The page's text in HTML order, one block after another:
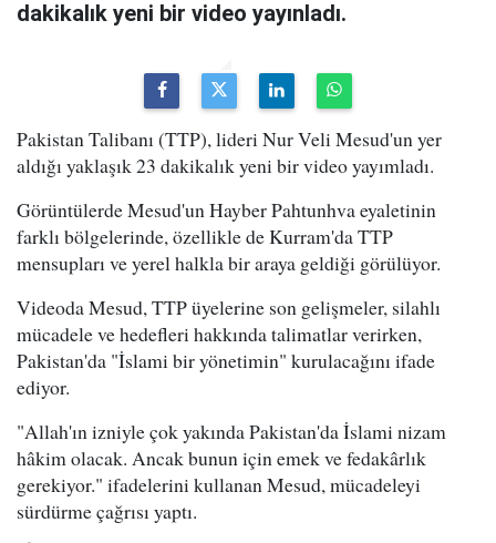
dakikalık yeni bir video yayınladı.
Pakistan Talibanı (TTP), lideri Nur Veli Mesud'un yer
aldığı yaklaşık 23 dakikalık yeni bir video yayımladı.
Görüntülerde Mesud'un Hayber Pahtunhva eyaletinin
farklı bölgelerinde, özellikle de Kurram'da TTP
mensupları ve yerel halkla bir araya geldiği görülüyor.
Videoda Mesud, TTP üyelerine son gelişmeler, silahlı
mücadele ve hedefleri hakkında talimatlar verirken,
Pakistan'da "İslami bir yönetimin" kurulacağını ifade
ediyor.
"Allah'ın izniyle çok yakında Pakistan'da İslami nizam
hâkim olacak. Ancak bunun için emek ve fedakârlık
gerekiyor." ifadelerini kullanan Mesud, mücadeleyi
sürdürme çağrısı yaptı.